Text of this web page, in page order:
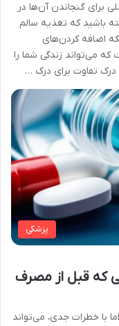
برای گنجاندن آن‌ها در
باشید که تغذیه سالم
اضافه کردن‌های
می‌تواند زندگی شما را
درک تفاوت برای درک …
پزشکی
که قبل از مصرف
با خطرات جدی، می‌تواند